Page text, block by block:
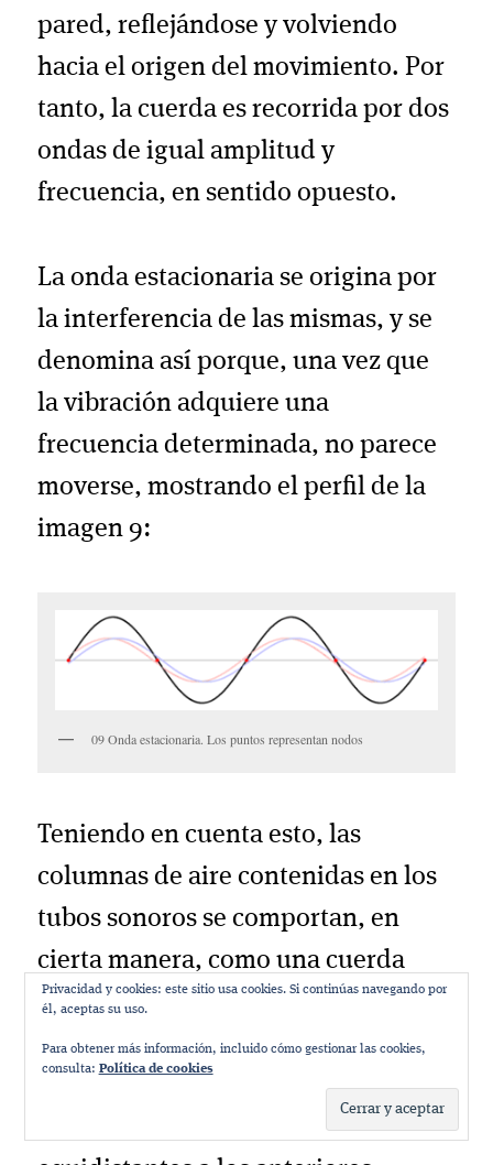
pared, reflejándose y volviendo
hacia el origen del movimiento. Por
tanto, la cuerda es recorrida por dos
ondas de igual amplitud y
frecuencia, en sentido opuesto.
La onda estacionaria se origina por
la interferencia de las mismas, y se
denomina así porque, una vez que
la vibración adquiere una
frecuencia determinada, no parece
moverse, mostrando el perfil de la
imagen 9:
09 Onda estacionaria. Los puntos representan nodos
Teniendo en cuenta esto, las
columnas de aire contenidas en los
tubos sonoros se comportan, en
cierta manera, como una cuerda
vibrante y, como tal, poseen
nodos
(puntos donde la vibración es nula y
la presión máxima, ya que aquí
vientres,
Privacidad y cookies: este sitio usa cookies. Si continúas navegando por
él, aceptas su uso.
Para obtener más información, incluido cómo gestionar las cookies,
consulta: Política de cookies